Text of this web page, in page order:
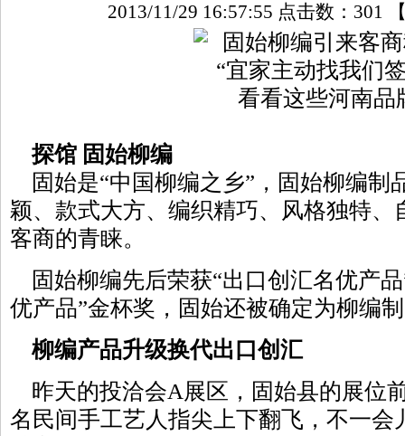
2013/11/29 16:57:55 点击数： 301
看看这些河南品
探馆 固始柳编
固始是“中国柳编之乡”，固始柳编制
颖、款式大方、编织精巧、风格独特、
客商的青睐。
固始柳编先后荣获“出口创汇名优产
优产品”金杯奖，固始还被确定为柳编
柳编产品升级换代出口创汇
昨天的投洽会A展区，固始县的展位
名民间手工艺人指尖上下翻飞，不一会